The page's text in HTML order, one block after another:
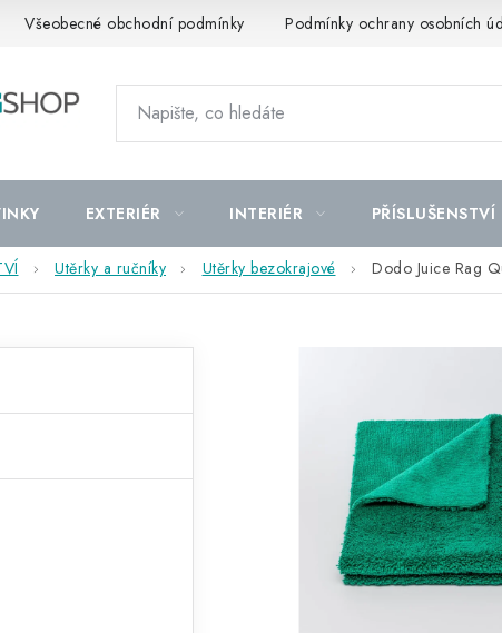
Všeobecné obchodní podmínky Podmínky ochrany osobních
EXTERIÉR INTERIÉR PŘÍSLUŠENSTVÍ
Utěrky a ručníky Utěrky bezokrajové Dodo Juice Rag